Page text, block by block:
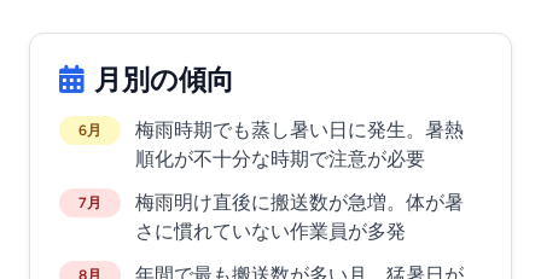
月別の傾向
6月
梅雨時期でも蒸し暑い日に発生。暑熱
順化が不十分な時期で注意が必要
7月
梅雨明け直後に搬送数が急増。体が暑
さに慣れていない作業員が多発
8月